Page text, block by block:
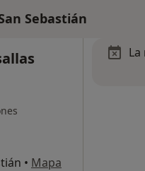
Sebastián
• Mapa